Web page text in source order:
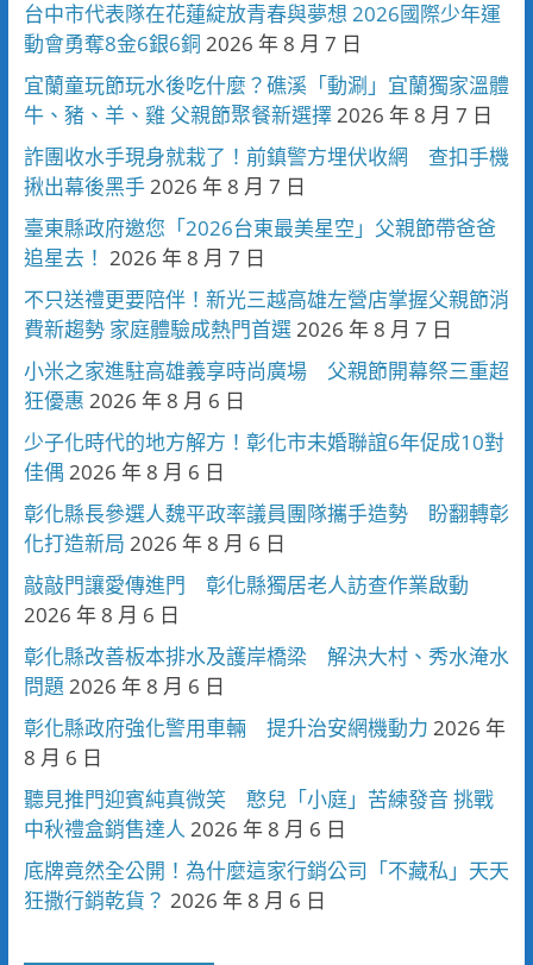
台中市代表隊在花蓮綻放青春與夢想 2026國際少年運
動會勇奪8金6銀6銅 2026 年 8 月 7 日
宜蘭童玩節玩水後吃什麼？礁溪「動涮」宜蘭獨家溫體
牛、豬、羊、雞 父親節聚餐新選擇 2026 年 8 月 7 日
詐團收水手現身就栽了！前鎮警方埋伏收網 查扣手機
揪出幕後黑手 2026 年 8 月 7 日
臺東縣政府邀您「2026台東最美星空」父親節帶爸爸
追星去！ 2026 年 8 月 7 日
不只送禮更要陪伴！新光三越高雄左營店掌握父親節消
費新趨勢 家庭體驗成熱門首選 2026 年 8 月 7 日
小米之家進駐高雄義享時尚廣場 父親節開幕祭三重超
狂優惠 2026 年 8 月 6 日
少子化時代的地方解方！彰化市未婚聯誼6年促成10對
佳偶 2026 年 8 月 6 日
彰化縣長參選人魏平政率議員團隊攜手造勢 盼翻轉彰
化打造新局 2026 年 8 月 6 日
敲敲門讓愛傳進門 彰化縣獨居老人訪查作業啟動
2026 年 8 月 6 日
彰化縣改善板本排水及護岸橋梁 解決大村、秀水淹水
問題 2026 年 8 月 6 日
彰化縣政府強化警用車輛 提升治安網機動力 2026 年
8 月 6 日
聽見推門迎賓純真微笑 憨兒「小庭」苦練發音 挑戰
中秋禮盒銷售達人 2026 年 8 月 6 日
底牌竟然全公開！為什麼這家行銷公司「不藏私」天天
狂撒行銷乾貨？ 2026 年 8 月 6 日